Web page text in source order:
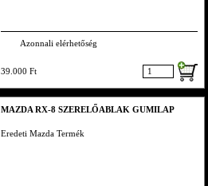
Azonnali elérhetőség
39.000 Ft
MAZDA RX-8 SZERELŐABLAK GUMILAP
Eredeti Mazda Termék